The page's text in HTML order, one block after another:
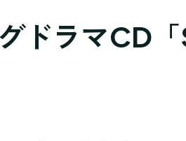
ドラマCD